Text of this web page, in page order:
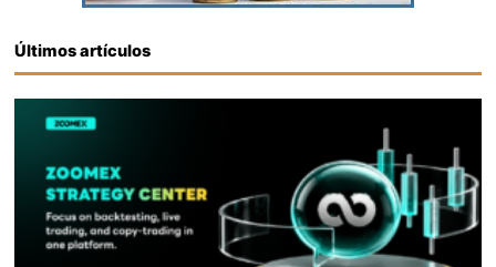
Últimos artículos